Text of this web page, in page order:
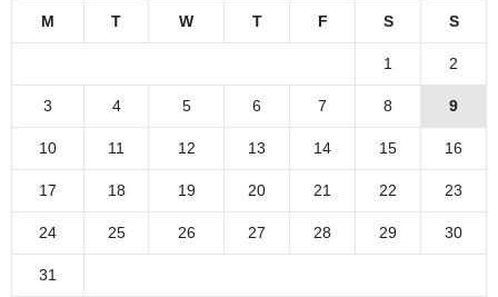
M T W T F S S
1 2
3 4 5 6 7 8 9
10 11 12 13 14 15 16
17 18 19 20 21 22 23
24 25 26 27 28 29 30
31